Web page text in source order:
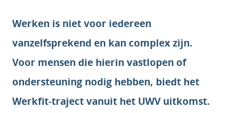
Werken is niet voor iedereen
vanzelfsprekend en kan complex zijn.
Voor mensen die hierin vastlopen of
ondersteuning nodig hebben, biedt het
Werkfit-traject vanuit het UWV uitkomst.